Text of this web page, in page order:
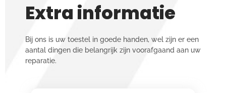
Extra informatie
Bij ons is uw toestel in goede handen, wel zijn er een
aantal dingen die belangrijk zijn voorafgaand aan uw
reparatie.